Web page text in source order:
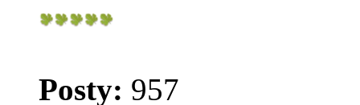
Posty: 957